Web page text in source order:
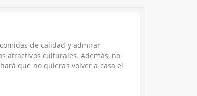
de calidad y admirar
atractivos culturales. Además, no
que no quieras volver a casa el